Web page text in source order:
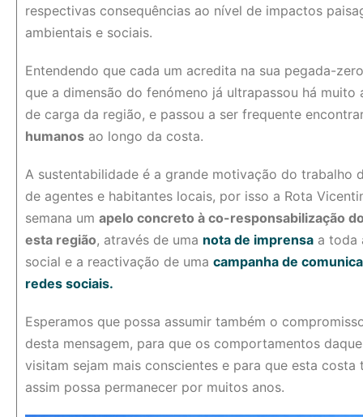
respectivas consequências ao nível de impactos
ambientais e sociais.
Entendendo que cada um acredita na sua pegada-
que a dimensão do fenómeno já ultrapassou há muito
de carga da região, e passou a ser frequente
humanos ao longo da costa.
A sustentabilidade é a grande motivação do trabalho
de agentes e habitantes locais, por isso a Rota
semana um apelo concreto à co-responsabilização
esta região, através de uma nota de imprensa a toda
social e a reactivação de uma campanha de
redes sociais.
Esperamos que possa assumir também o
desta mensagem, para que os comportamentos
visitam sejam mais conscientes e para que esta costa
assim possa permanecer por muitos anos.